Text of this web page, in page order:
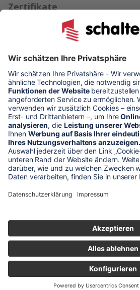
Zertifikate
Kundenmeinungen
* Alle Preise verstehen sich zzgl.
Unser Shop-Angebot richtet sich
** LP = Listenneupreis (netto)
Mitarbeitern bearbeitet. Sie erhalten in
eine
Produktabbildungen von
der vorrätigen Ware - sie können
© 2026 schaltec GmbH |